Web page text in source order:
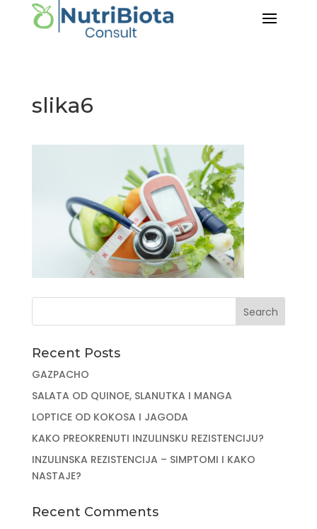
slika6
Recent Posts
GAZPACHO
SALATA OD QUINOE, SLANUTKA I MANGA
LOPTICE OD KOKOSA I JAGODA
KAKO PREOKRENUTI INZULINSKU REZISTENCIJU?
INZULINSKA REZISTENCIJA – SIMPTOMI I KAKO
NASTAJE?
Recent Comments